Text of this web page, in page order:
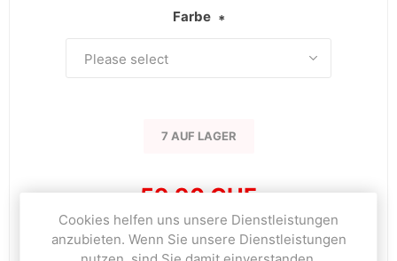
Farbe *
7 AUF LAGER
59.90 CHF
i
h
KAUFEN
Cookies helfen uns unsere Dienstleistungen
anzubieten. Wenn Sie unsere Dienstleistungen